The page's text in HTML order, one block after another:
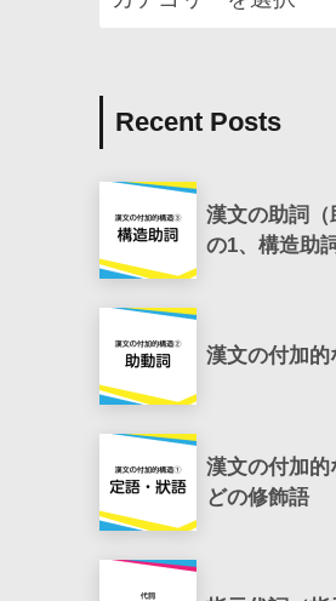
Recent Posts
漢文の助詞
の1、構造助
漢文の付加
漢文の付加
どの修飾語